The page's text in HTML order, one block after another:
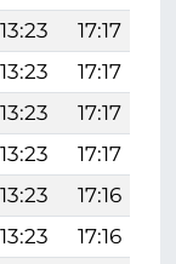
13:23 17:17
13:23 17:17
13:23 17:17
13:23 17:17
13:23 17:16
13:23 17:16